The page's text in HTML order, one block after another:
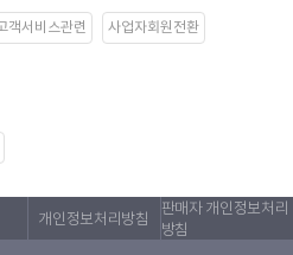
객서비스관련 사업자회원전환
개인정보처리방침
판매자 개인정보처리
방침